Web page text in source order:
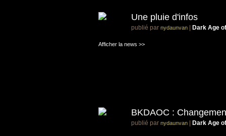
Une pluie d'infos
publié par nydaunvan Dark Age
Afficher la news >>
BKDAOC :
publié par nydaunvan Dark Age